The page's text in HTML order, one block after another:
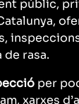
públic,
rasa.
per
xarxes